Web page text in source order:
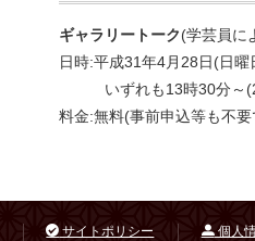
ギャラリートーク(学芸員に
日時:平成31年4月28日(日
いずれも13時30分～
料金:無料(事前申込等も不要
サイトポリシー 個人